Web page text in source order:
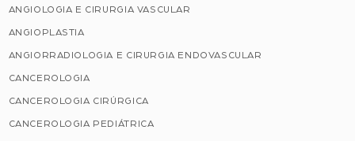
ANGIOLOGIA E CIRURGIA VASCULAR
ANGIOPLASTIA
ANGIORRADIOLOGIA E CIRURGIA ENDOVASCULAR
CANCEROLOGIA
CANCEROLOGIA CIRÚRGICA
CANCEROLOGIA PEDIÁTRICA